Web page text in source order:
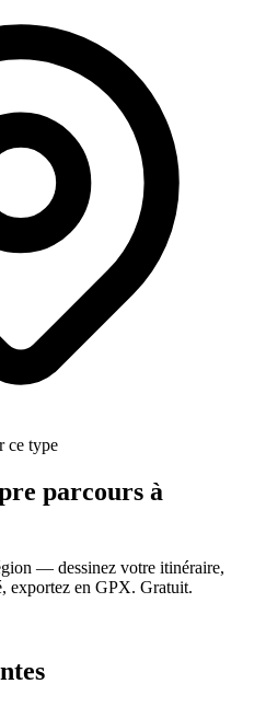
ce type
parcours à
— dessinez votre itinéraire,
exportez en GPX. Gratuit.